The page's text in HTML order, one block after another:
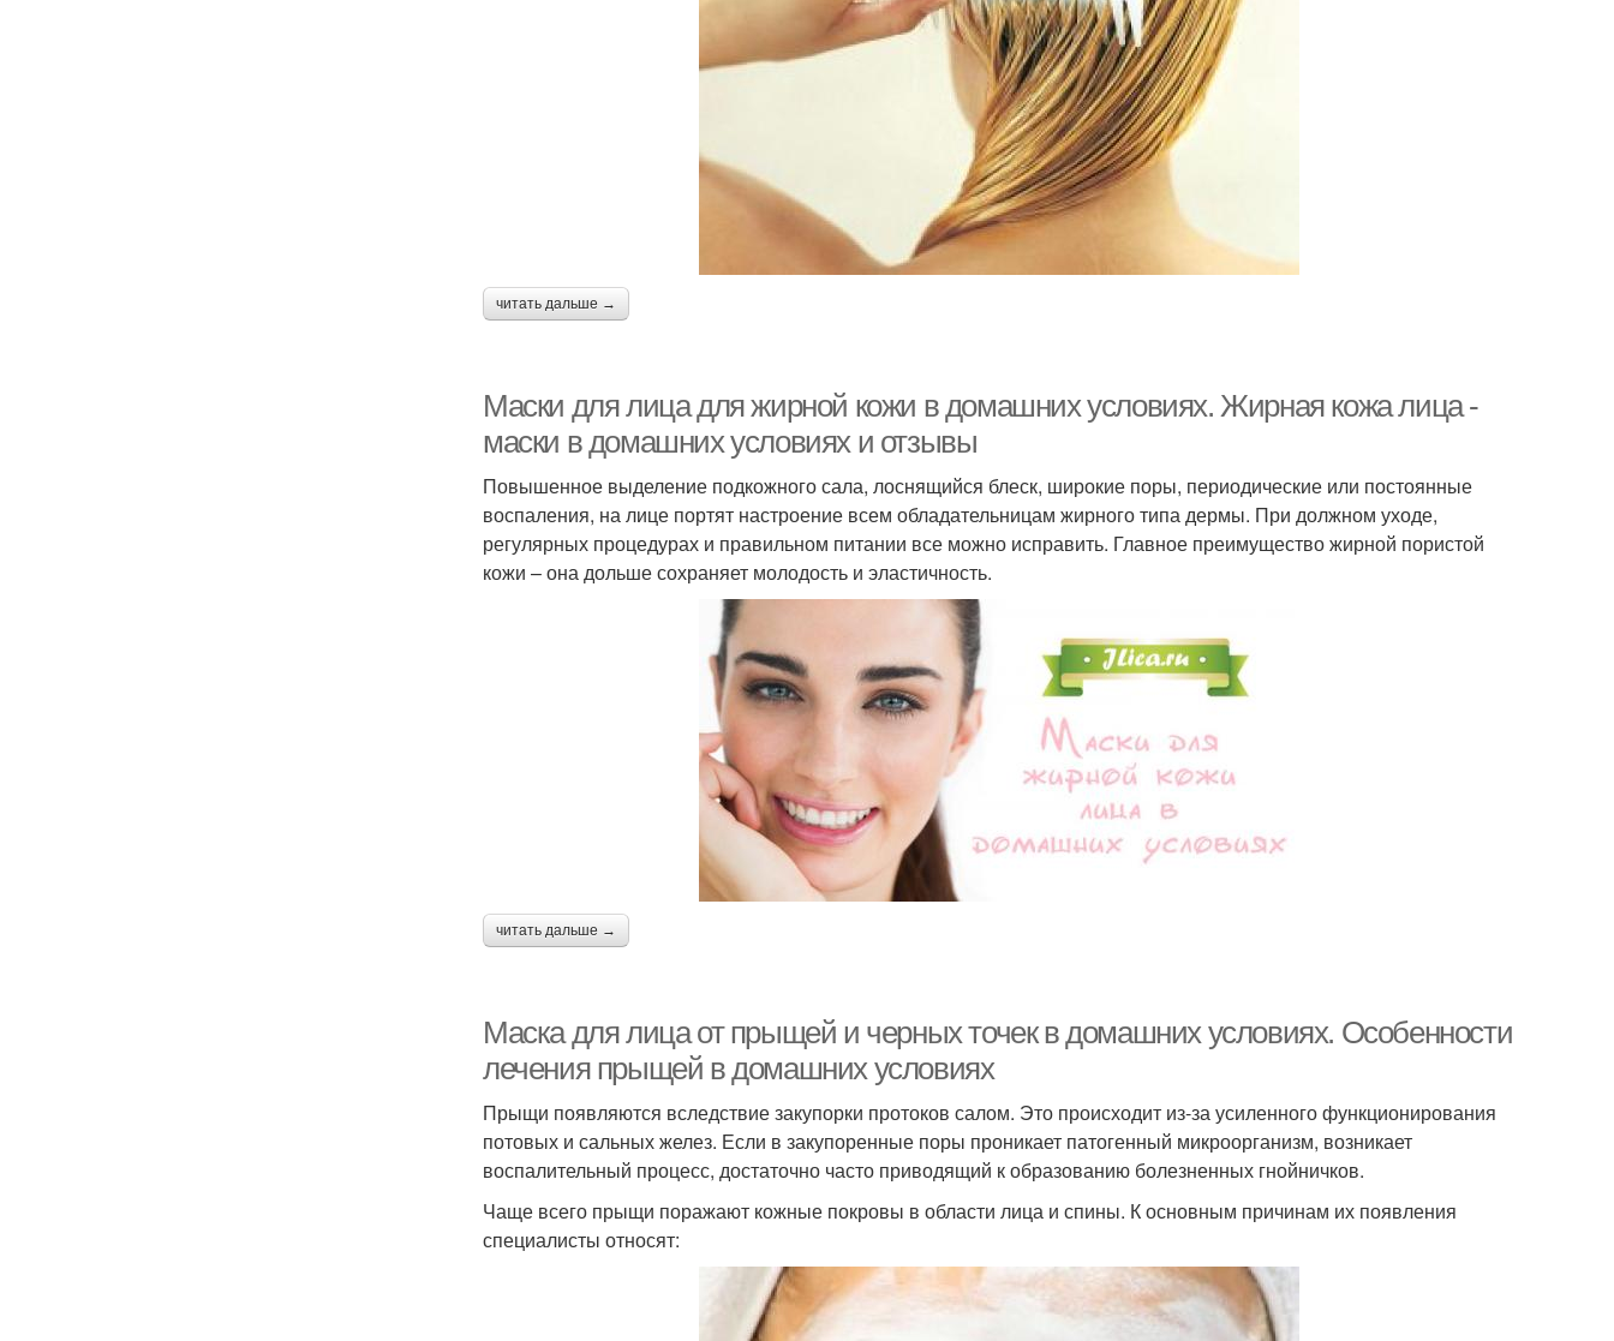
читать дальше →
Маски для лица для жирной кожи в домашних условиях. Жирная кожа лица -
маски в домашних условиях и отзывы
Повышенное выделение подкожного сала, лоснящийся блеск, широкие поры, периодические или постоянные
воспаления, на лице портят настроение всем обладательницам жирного типа дермы. При должном уходе,
регулярных процедурах и правильном питании все можно исправить. Главное преимущество жирной пористой
кожи – она дольше сохраняет молодость и эластичность.
читать дальше →
Маска для лица от прыщей и черных точек в домашних условиях. Особенности
лечения прыщей в домашних условиях
Прыщи появляются вследствие закупорки протоков салом. Это происходит из-за усиленного функционирования
потовых и сальных желез. Если в закупоренные поры проникает патогенный микроорганизм, возникает
воспалительный процесс, достаточно часто приводящий к образованию болезненных гнойничков.
Чаще всего прыщи поражают кожные покровы в области лица и спины. К основным причинам их появления
специалисты относят: